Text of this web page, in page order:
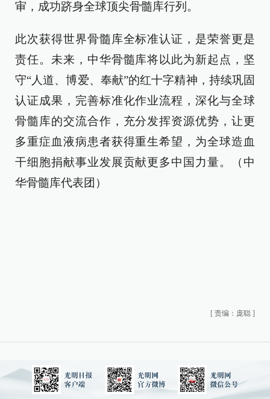
审，成功跻身全球顶尖骨髓库行列。
此次获得世界骨髓库全标准认证，是荣誉更是
责任。未来，中华骨髓库将以此为新起点，坚
守“人道、博爱、奉献”的红十字精神，持续巩固
认证成果，完善标准化作业流程，深化与全球
骨髓库的交流合作，充分发挥资源优势，让更
多重症血液病患者获得重生希望，为全球造血
干细胞捐献事业发展贡献更多中国力量。（中
华骨髓库代表团）
[ 责编：庞聪 ]